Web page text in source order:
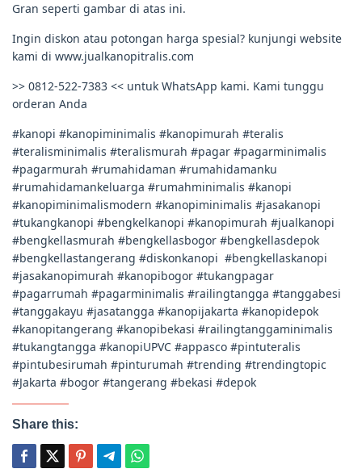
Gran seperti gambar di atas ini.
Ingin diskon atau potongan harga spesial? kunjungi website
kami di www.jualkanopitralis.com
>> 0812-522-7383 << untuk WhatsApp kami. Kami tunggu
orderan Anda
#kanopi #kanopiminimalis #kanopimurah #teralis
#teralisminimalis #teralismurah #pagar #pagarminimalis
#pagarmurah #rumahidaman #rumahidamanku
#rumahidamankeluarga #rumahminimalis #kanopi
#kanopiminimalismodern #kanopiminimalis #jasakanopi
#tukangkanopi #bengkelkanopi #kanopimurah #jualkanopi
#bengkellasmurah #bengkellasbogor #bengkellasdepok
#bengkellastangerang #diskonkanopi #bengkellaskanopi
#jasakanopimurah #kanopibogor #tukangpagar
#pagarrumah #pagarminimalis #railingtangga #tanggabesi
#tanggakayu #jasatangga #kanopijakarta #kanopidepok
#kanopitangerang #kanopibekasi #railingtanggaminimalis
#tukangtangga #kanopiUPVC #appasco #pintuteralis
#pintubesirumah #pinturumah #trending #trendingtopic
#Jakarta #bogor #tangerang #bekasi #depok
Share this: